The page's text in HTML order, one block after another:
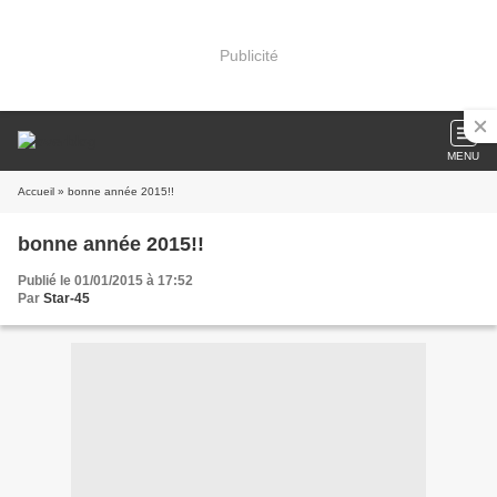
Publicité
MENU
Accueil » bonne année 2015!!
bonne année 2015!!
Publié le 01/01/2015 à 17:52
Par Star-45